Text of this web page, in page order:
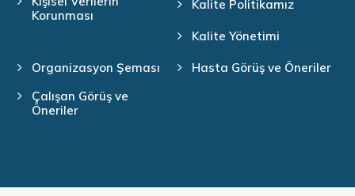
Korunması
Kalite Politikamız
Kalite Yönetimi
Organizasyon Şeması
Hasta Görüş ve Öneriler
Çalışan Görüş ve
Öneriler